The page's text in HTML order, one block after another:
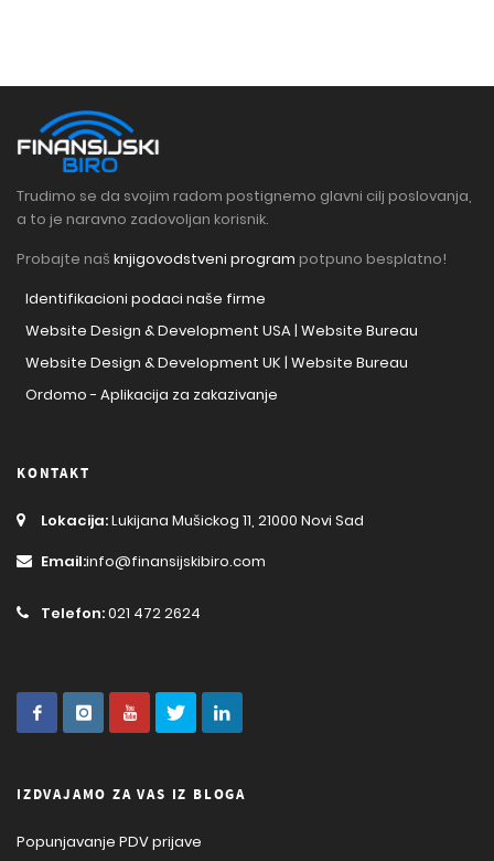
Trudimo se da svojim radom postignemo glavni cilj poslovanja,
a to je naravno zadovoljan korisnik.
Probajte naš knjigovodstveni program potpuno besplatno!
Identifikacioni podaci naše firme
Website Design & Development USA | Website Bureau
Website Design & Development UK | Website Bureau
Ordomo - Aplikacija za zakazivanje
KONTAKT
Lokacija:Lukijana Mušickog 11, 21000 Novi Sad
Email:info@finansijskibiro.com
Telefon:021 472 2624
IZDVAJAMO ZA VAS IZ BLOGA
Popunjavanje PDV prijave